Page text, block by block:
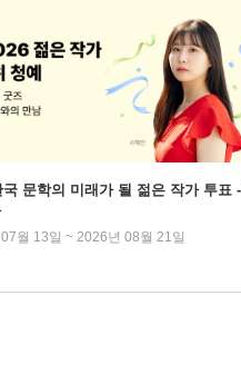
국 문학의 미래가 될 젊은 작가 투표
월 13일 ~ 2026년 08월 21일